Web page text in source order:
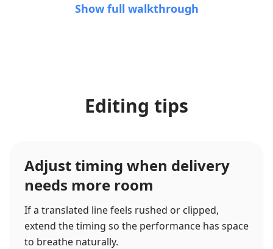
Show full walkthrough
Editing tips
Adjust timing when delivery
needs more room
If a translated line feels rushed or clipped,
extend the timing so the performance has space
to breathe naturally.